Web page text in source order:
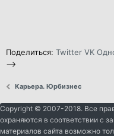
Поделиться: Twitter VK
-->
Карьера. Юрбизнес
Copyright © 2007-2018. Все
охраняются в соответствии с
материалов сайта возможно